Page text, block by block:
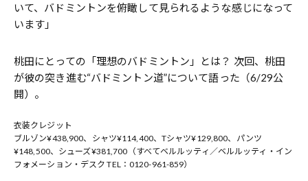
いて、バドミントンを俯瞰して見られるような感じになって
います」
桃田にとっての「理想のバドミントン」とは？ 次回、桃田
が彼の突き進む“バドミントン道”について語った（6/29公
開）。
衣装クレジット
ブルゾン¥438,900、シャツ¥114,400、Tシャツ¥129,800、パンツ
¥148,500、シューズ¥381,700（すべてベルルッティ／ベルルッティ・イン
フォメーション・デスク︎ TEL：0120-961-859）